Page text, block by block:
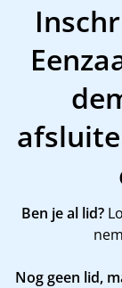
Ben je al lid?
Nog geen lid,